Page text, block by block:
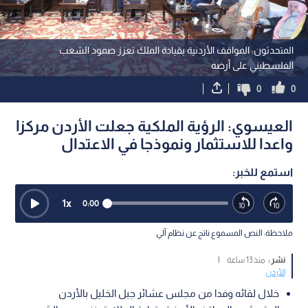
المتحدثون: المواقف الأردنية بقيادة الملك تعزز صمود الشعب
الفلسطيني على أرضه
0
0
العيسوي: الرؤية الملكية جعلت الأردن مركزا
واعدا للاستثمار ونموذجا في الاعتدال
استمع للخبر:
0:00
1x
ملاحظة: النص المسموع ناتج عن نظام آلي
نشر : منذ 13 ساعة
|
الأردن
خلال لقائه وفدا من مجلس عشائر جبل الخليل بالأردن